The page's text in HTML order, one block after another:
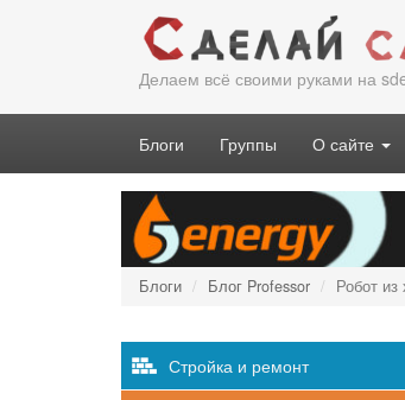
Делаем всё своими руками на
Блоги Группы О сайте
Блоги Блог Professor Робот
Стройка и ремонт